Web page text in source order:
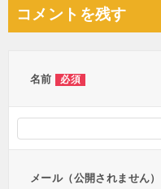
コメントを残す
名前 必須
メール（公開されません）